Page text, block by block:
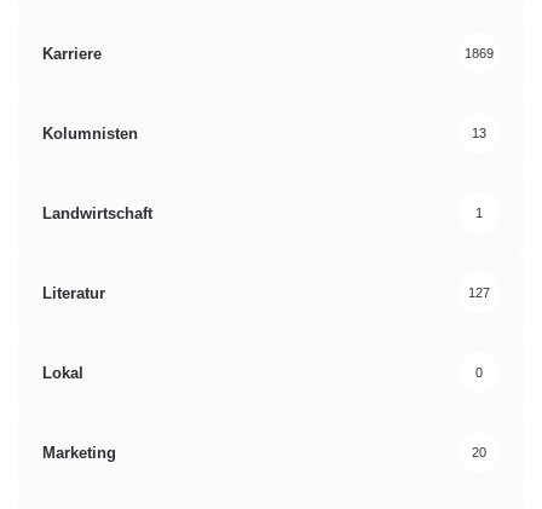
Karriere 1869
Kolumnisten 13
Landwirtschaft 1
Literatur 127
Lokal 0
Marketing 20